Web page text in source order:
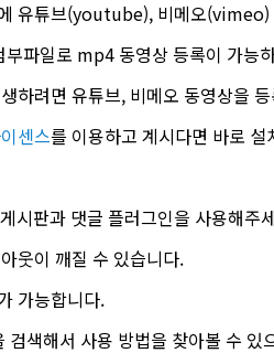
유튜브(youtube), 비메오
부파일로 mp4 동영상 등록이 가능
하려면 유튜브, 비메오 동영상을
센스를 이용하고 계시다면 바로
시판과 댓글 플러그인을 사용해주
웃이 깨질 수 있습니다.
가능합니다.
검색해서 사용 방법을 찾아볼 수 있